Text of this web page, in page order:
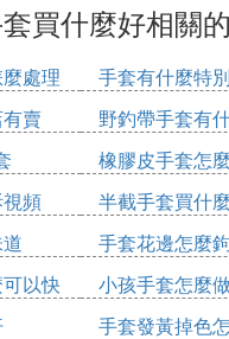
訓練者。對於有一定
款是不錯的選擇。
門到專業級系列齊全
護性能，賽級1990系
革手套，四道科技大鎖
舒適又保護。
潑墨設計獨特，重量
皮與內膽完美結合，
買什麼好相關
處理
手套有什麼特
賣
野釣帶手套有
橡膠皮手套怎
頻
半截手套買什
手套花邊怎麼鉤
以快
小孩手套怎麼
手套發黃掉色